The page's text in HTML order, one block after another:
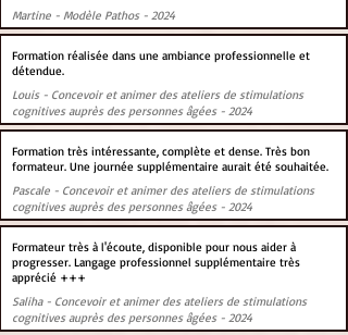
Martine - Modèle Pathos - 2024
Formation réalisée dans une ambiance professionnelle et
détendue.
Louis - Concevoir et animer des ateliers de stimulations
cognitives auprès des personnes âgées - 2024
Formation très intéressante, complète et dense. Très bon
formateur. Une journée supplémentaire aurait été souhaitée.
Pascale - Concevoir et animer des ateliers de stimulations
cognitives auprès des personnes âgées - 2024
Formateur très à l'écoute, disponible pour nous aider à
progresser. Langage professionnel supplémentaire très
apprécié +++
Saliha - Concevoir et animer des ateliers de stimulations
cognitives auprès des personnes âgées - 2024